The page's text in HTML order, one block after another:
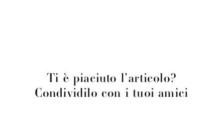
Ti è piaciuto l'articolo?
Condividilo con i tuoi amici